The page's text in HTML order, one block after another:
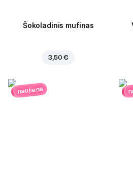
Šokoladinis mufinas
3,50 €
naujiena